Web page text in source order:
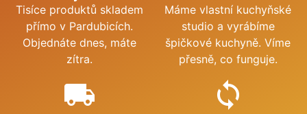
Tisíce produktů skladem
přímo v Pardubicích.
Objednáte dnes, máte
zítra.
Máme vlastní kuchyňské
studio a vyrábíme
špičkové kuchyně. Víme
přesně, co funguje.
local_shipping sync